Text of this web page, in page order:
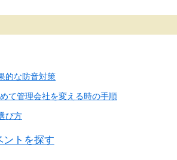
的な防音対策
て管理会社を変える時の手順
び方
ントを探す